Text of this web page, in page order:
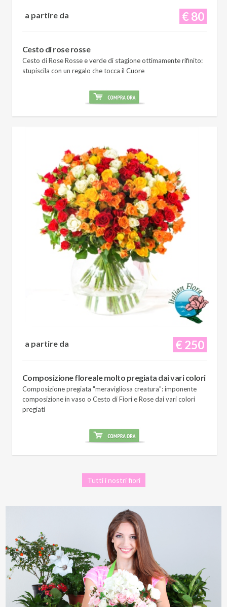
€ 80
a partire da
Cesto di rose rosse
Cesto di Rose Rosse e verde di stagione ottimamente rifinito:
stupiscila con un regalo che tocca il Cuore
€ 250
a partire da
Composizione floreale molto pregiata dai vari colori
Composizione pregiata "meravigliosa creatura": imponente
composizione in vaso o Cesto di Fiori e Rose dai vari colori
pregiati
Tutti i nostri fiori